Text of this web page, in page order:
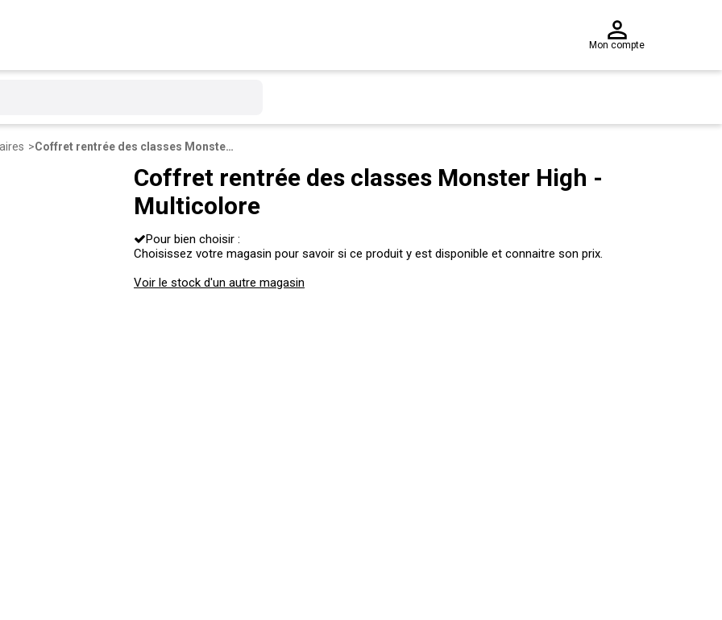
Mon compte
Coffret rentrée des classes Monster High - Multicolore
Coffret rentrée des classes Monster High -
Multicolore
Pour bien choisir :
Choisissez votre magasin pour savoir si ce produit y est disponible et connaitre son prix.
Voir le stock d'un autre magasin